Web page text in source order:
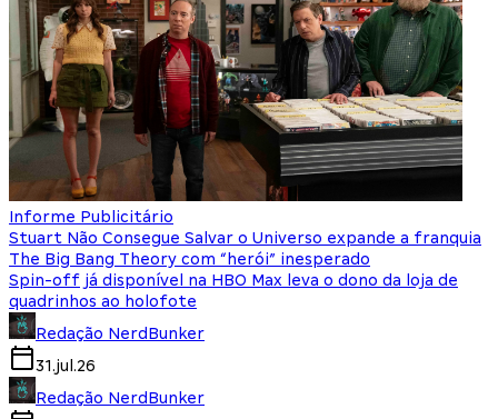
Informe Publicitário
Stuart Não Consegue Salvar o Universo expande a franquia
The Big Bang Theory com “herói” inesperado
Spin-off já disponível na HBO Max leva o dono da loja de
quadrinhos ao holofote
Redação NerdBunker
31.jul.26
Redação NerdBunker